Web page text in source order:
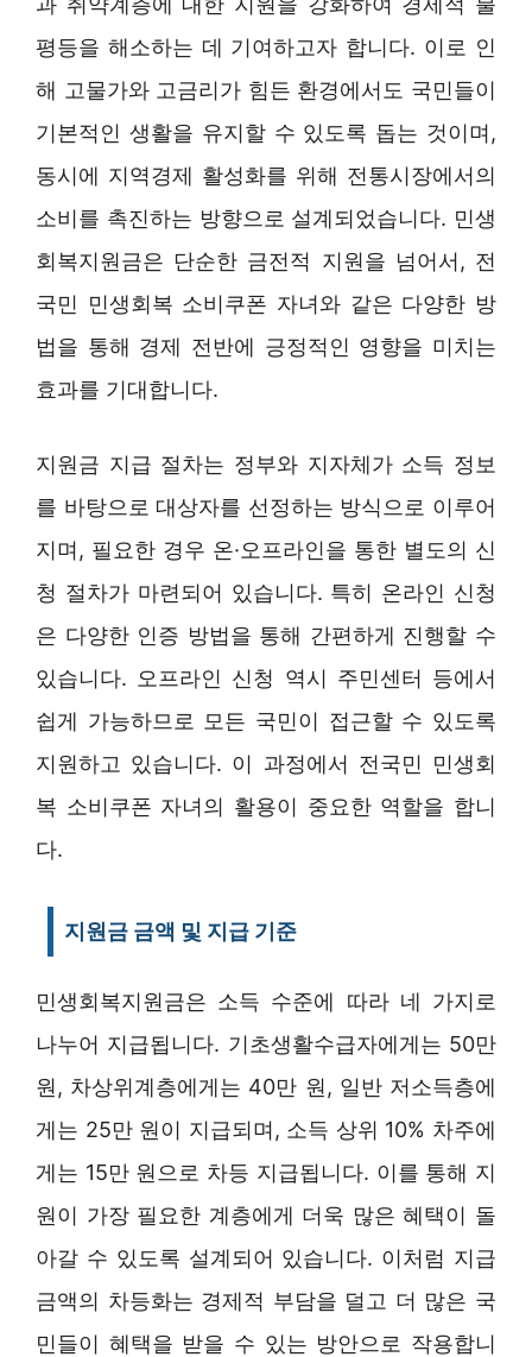
평등을 해소하는 데 기여하고자 합니다. 이로 인
해 고물가와 고금리가 힘든 환경에서도 국민들이
기본적인 생활을 유지할 수 있도록 돕는 것이며,
동시에 지역경제 활성화를 위해 전통시장에서의
소비를 촉진하는 방향으로 설계되었습니다. 민생
회복지원금은 단순한 금전적 지원을 넘어서, 전
국민 민생회복 소비쿠폰 자녀와 같은 다양한 방
법을 통해 경제 전반에 긍정적인 영향을 미치는
효과를 기대합니다.
지원금 지급 절차는 정부와 지자체가 소득 정보
를 바탕으로 대상자를 선정하는 방식으로 이루어
지며, 필요한 경우 온·오프라인을 통한 별도의 신
청 절차가 마련되어 있습니다. 특히 온라인 신청
은 다양한 인증 방법을 통해 간편하게 진행할 수
있습니다. 오프라인 신청 역시 주민센터 등에서
쉽게 가능하므로 모든 국민이 접근할 수 있도록
지원하고 있습니다. 이 과정에서 전국민 민생회
복 소비쿠폰 자녀의 활용이 중요한 역할을 합니
다.
지원금 금액 및 지급 기준
민생회복지원금은 소득 수준에 따라 네 가지로
나누어 지급됩니다. 기초생활수급자에게는 50만
원, 차상위계층에게는 40만 원, 일반 저소득층에
게는 25만 원이 지급되며, 소득 상위 10% 차주에
게는 15만 원으로 차등 지급됩니다. 이를 통해 지
원이 가장 필요한 계층에게 더욱 많은 혜택이 돌
아갈 수 있도록 설계되어 있습니다. 이처럼 지급
금액의 차등화는 경제적 부담을 덜고 더 많은 국
민들이 혜택을 받을 수 있는 방안으로 작용합니